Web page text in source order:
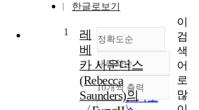
한글로보기
정확도순
정확도
순
인기도
내림차순
내림차순
10개씩 출력
1
레
베
카 사운더스
(Rebecca
Saunders)의
이
검
색
어
로
많